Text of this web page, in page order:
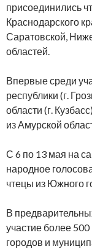
присоединились
Краснодарского
Саратовской,
областей.
Впервые среди
республики (г.
области (г.
из Амурской
С 6 по 13 мая на
народное
чтецы из Южного
В
участие более
городов и